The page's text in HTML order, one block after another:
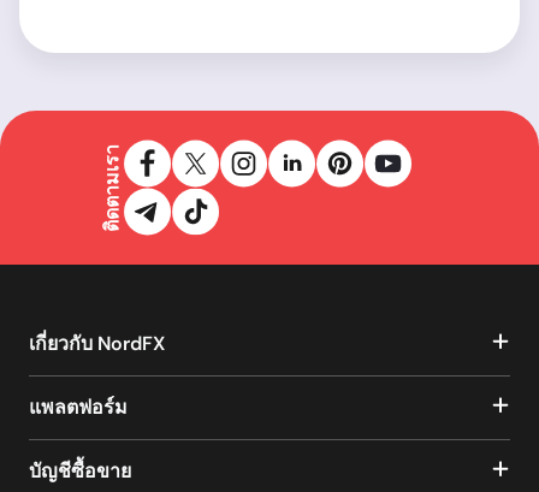
ติดตามเรา
เกี่ยวกับ NordFX
แพลตฟอร์ม
บัญชีซื้อขาย